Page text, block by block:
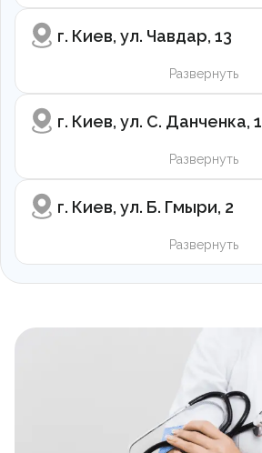
г. Киев, ул. Чавдар, 13
Развернуть
г. Киев, ул. С. Данченка, 1
Развернуть
г. Киев, ул. Б. Гмыри, 2
Развернуть